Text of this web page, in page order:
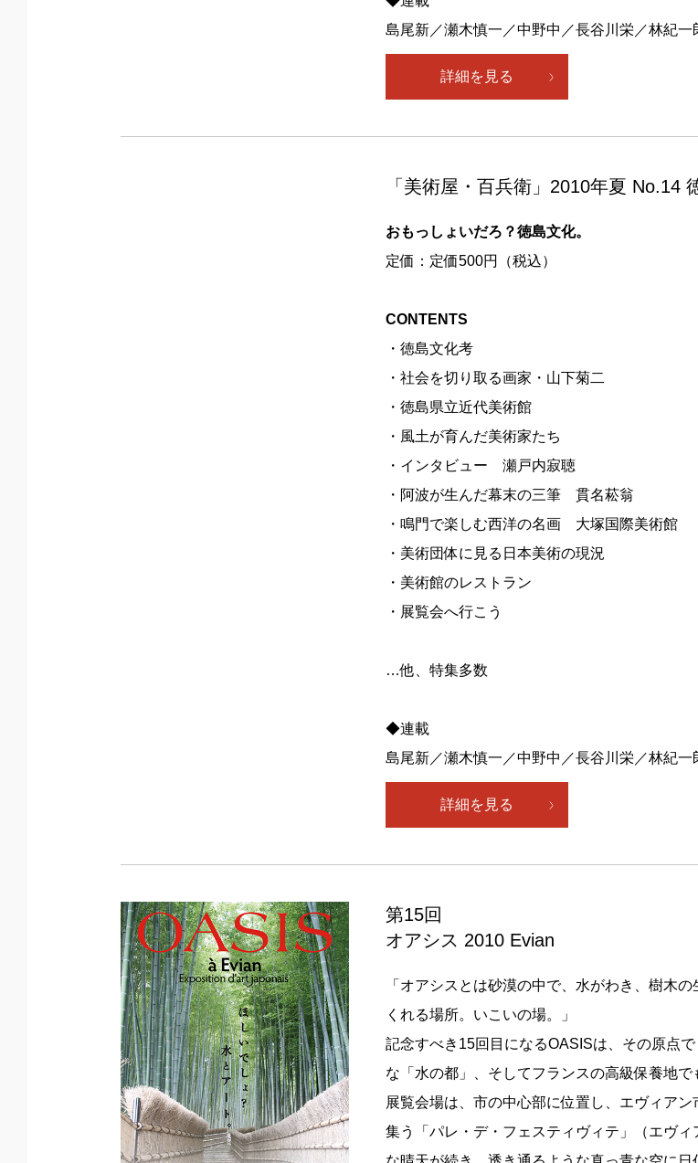
島尾新／瀬木慎一／中野中／長谷川栄／林紀
詳細を見る
「美術屋・百兵衛」2010年夏 No.14
おもっしょいだろ？徳島文化。
定価：定価500円（税込）
CONTENTS
・徳島文化考
・社会を切り取る画家・山下菊二
・徳島県立近代美術館
・風土が育んだ美術家たち
・インタビュー 瀬戸内寂聴
・阿波が生んだ幕末の三筆 貫名菘翁
・鳴門で楽しむ西洋の名画 大塚国際美術館
・美術団体に見る日本美術の現況
・美術館のレストラン
・展覧会へ行こう
…他、特集多数
◆連載
島尾新／瀬木慎一／中野中／長谷川栄／林紀
詳細を見る
第15回
オアシス 2010 Evian
「オアシスとは砂漠の中で、水がわき、樹木
くれる場所。いこいの場。」
記念すべき15回目になるOASISは、その原点
な「水の都」、そしてフランスの高級保養地
展覧会場は、市の中心部に位置し、エヴィア
集う「パレ・デ・フェスティヴィテ」（エヴ